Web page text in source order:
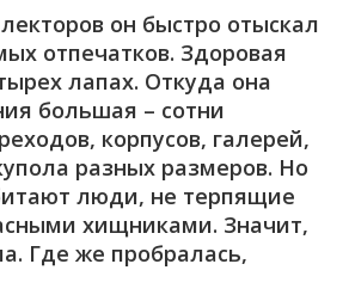
он быстро отыскал
отпечатков. Здоровая
лапах. Откуда она
большая – сотни
корпусов, галерей,
разных размеров. Но
люди, не терпящие
хищниками. Значит,
Где же пробралась,